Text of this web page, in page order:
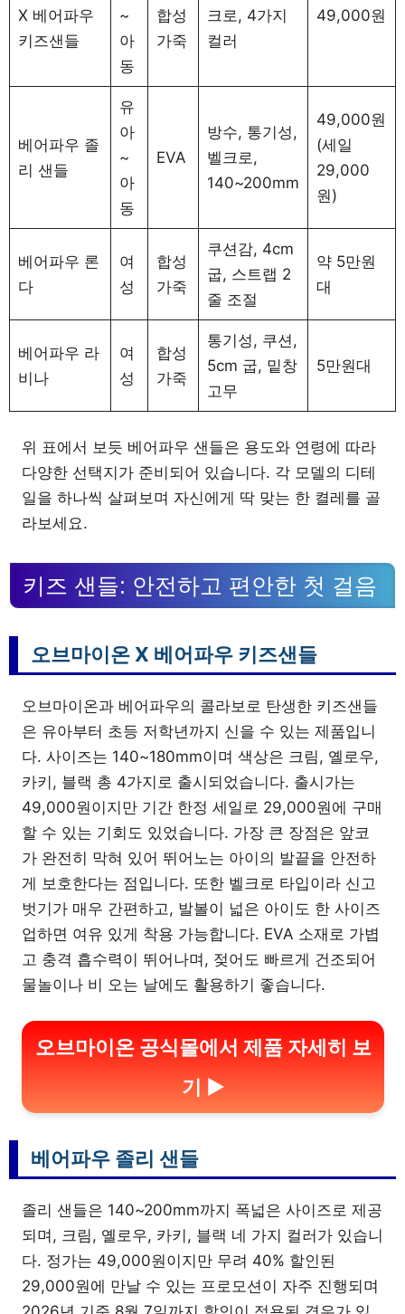
X 베어파우
키즈샌들
~
아
동
합성
가죽
크로, 4가지
컬러
49,000원
베어파우 졸
리 샌들
유
아
~
아
동
EVA
방수, 통기성,
벨크로,
140~200mm
49,000원
(세일
29,000
원)
베어파우 론
다
여
성
합성
가죽
쿠션감, 4cm
굽, 스트랩 2
줄 조절
약 5만원
대
베어파우 라
비나
여
성
합성
가죽
통기성, 쿠션,
5cm 굽, 밑창
고무
5만원대
위 표에서 보듯 베어파우 샌들은 용도와 연령에 따라
다양한 선택지가 준비되어 있습니다. 각 모델의 디테
일을 하나씩 살펴보며 자신에게 딱 맞는 한 켤레를 골
라보세요.
키즈 샌들: 안전하고 편안한 첫 걸음
오브마이온 X 베어파우 키즈샌들
오브마이온과 베어파우의 콜라보로 탄생한 키즈샌들
은 유아부터 초등 저학년까지 신을 수 있는 제품입니
다. 사이즈는 140~180mm이며 색상은 크림, 옐로우,
카키, 블랙 총 4가지로 출시되었습니다. 출시가는
49,000원이지만 기간 한정 세일로 29,000원에 구매
할 수 있는 기회도 있었습니다. 가장 큰 장점은 앞코
가 완전히 막혀 있어 뛰어노는 아이의 발끝을 안전하
게 보호한다는 점입니다. 또한 벨크로 타입이라 신고
벗기가 매우 간편하고, 발볼이 넓은 아이도 한 사이즈
업하면 여유 있게 착용 가능합니다. EVA 소재로 가볍
고 충격 흡수력이 뛰어나며, 젖어도 빠르게 건조되어
물놀이나 비 오는 날에도 활용하기 좋습니다.
오브마이온 공식몰에서 제품 자세히 보
기 ▶
베어파우 졸리 샌들
졸리 샌들은 140~200mm까지 폭넓은 사이즈로 제공
되며, 크림, 옐로우, 카키, 블랙 네 가지 컬러가 있습니
다. 정가는 49,000원이지만 무려 40% 할인된
29,000원에 만날 수 있는 프로모션이 자주 진행되며